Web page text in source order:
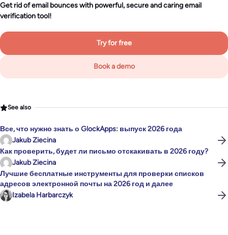
Get rid of email bounces with powerful, secure and caring email
verification tool!
Try for free
Book a demo
See also
Все, что нужно знать о GlockApps: выпуск 2026 года
Jakub Ziecina
Как проверить, будет ли письмо отскакивать в 2026 году?
Jakub Ziecina
Лучшие бесплатные инструменты для проверки списков
адресов электронной почты на 2026 год и далее
Izabela Harbarczyk